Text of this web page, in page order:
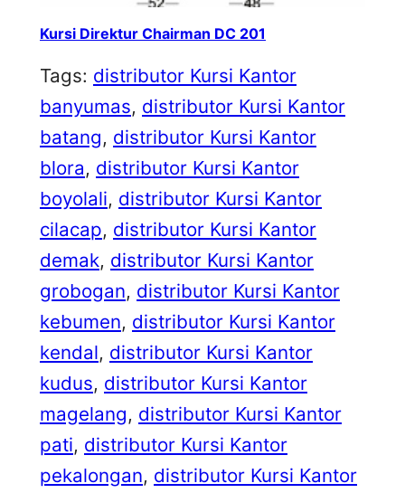
Kursi Direktur Chairman DC 201
Tags: distributor Kursi Kantor
banyumas, distributor Kursi Kantor
batang, distributor Kursi Kantor
blora, distributor Kursi Kantor
boyolali, distributor Kursi Kantor
cilacap, distributor Kursi Kantor
demak, distributor Kursi Kantor
grobogan, distributor Kursi Kantor
kebumen, distributor Kursi Kantor
kendal, distributor Kursi Kantor
kudus, distributor Kursi Kantor
magelang, distributor Kursi Kantor
pati, distributor Kursi Kantor
pekalongan, distributor Kursi Kantor